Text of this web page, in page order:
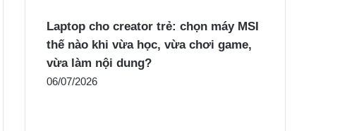
Laptop cho creator trẻ: chọn máy MSI
thế nào khi vừa học, vừa chơi game,
vừa làm nội dung?
06/07/2026